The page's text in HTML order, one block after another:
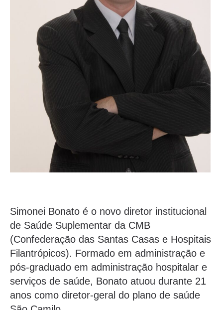
Simonei Bonato é o novo diretor institucional
de Saúde Suplementar da CMB
(Confederação das Santas Casas e Hospitais
Filantrópicos). Formado em administração e
pós-graduado em administração hospitalar e
serviços de saúde, Bonato atuou durante 21
anos como diretor-geral do plano de saúde